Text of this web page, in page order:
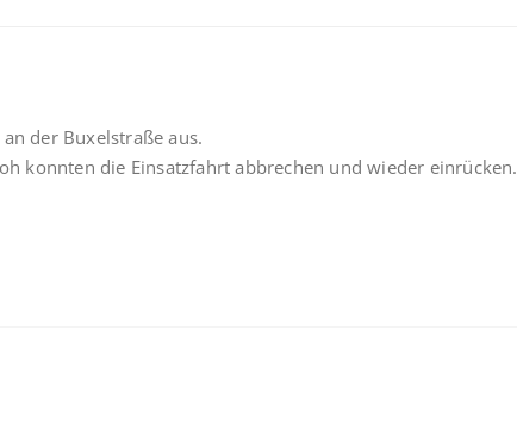
der Buxelstraße aus.
konnten die Einsatzfahrt abbrechen und wieder einrücken.